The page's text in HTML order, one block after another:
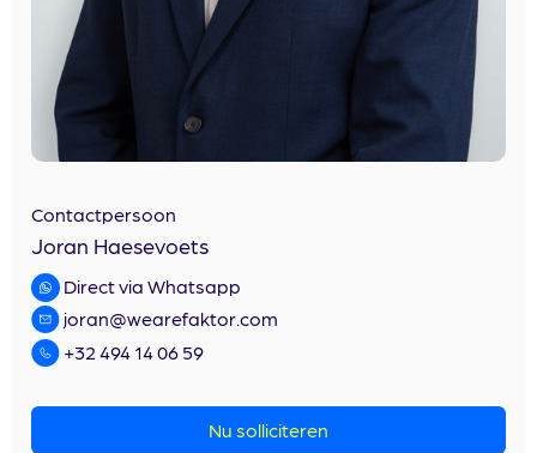
Contactpersoon
Joran Haesevoets
Direct via Whatsapp
joran@wearefaktor.com
+32 494 14 06 59
Nu solliciteren